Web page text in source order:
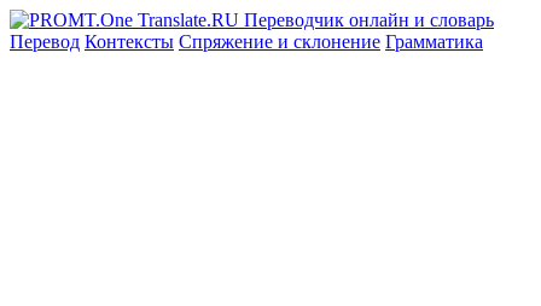
Перевод Контексты Спряжение и склонение Грамматика